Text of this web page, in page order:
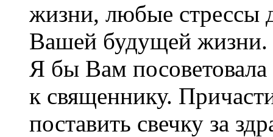
жизни, любые стрессы
Вашей будущей жизни.
Я бы Вам посоветовала
к священнику.
поставить свечку за